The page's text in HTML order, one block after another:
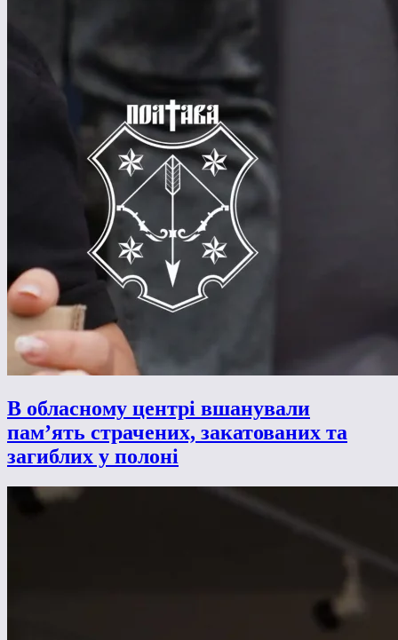
В обласному центрі вшанували
пам’ять страчених, закатованих та
загиблих у полоні